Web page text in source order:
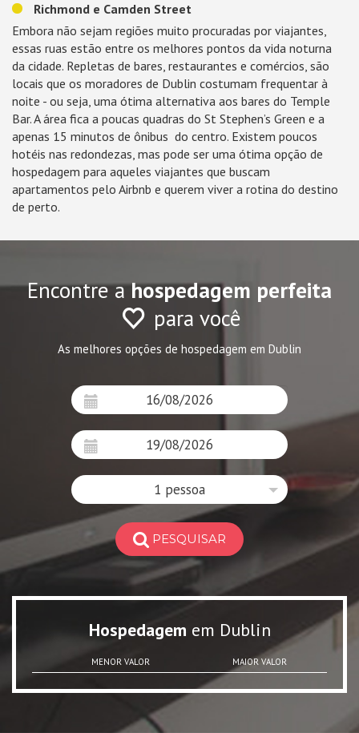
Richmond e Camden Street
Embora não sejam regiões muito procuradas por viajantes,
essas ruas estão entre os melhores pontos da vida noturna
da cidade. Repletas de bares, restaurantes e comércios, são
locais que os moradores de Dublin costumam frequentar à
noite - ou seja, uma ótima alternativa aos bares do Temple
Bar. A área fica a poucas quadras do St Stephen’s Green e a
apenas 15 minutos de ônibus do centro. Existem poucos
hotéis nas redondezas, mas pode ser uma ótima opção de
hospedagem para aqueles viajantes que buscam
apartamentos pelo Airbnb e querem viver a rotina do destino
de perto.
Encontre ahospedagem perfeita
para você
As melhores opções de hospedagem em Dublin
1 pessoa
PESQUISAR
Hospedagem em Dublin
MENOR VALOR MAIOR VALOR